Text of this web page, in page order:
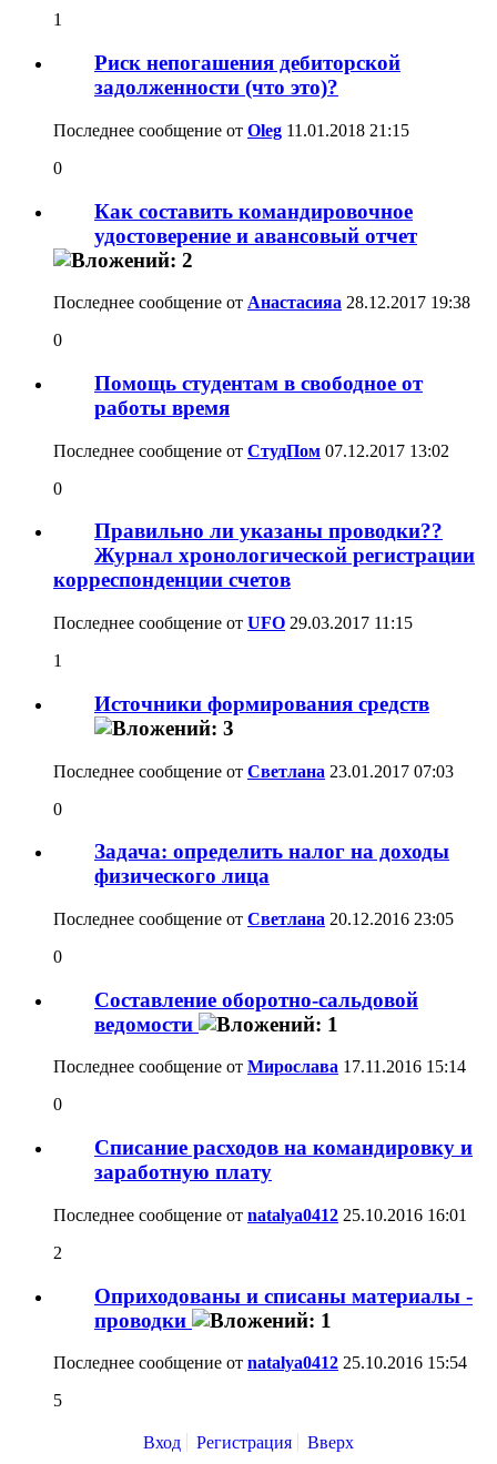
1
Риск непогашения дебиторской
задолженности (что это)?
Последнее сообщение от Oleg 11.01.2018 21:15
0
Как составить командировочное
удостоверение и авансовый отчет
Последнее сообщение от Анастасияа 28.12.2017 19:38
0
Помощь студентам в свободное от
работы время
Последнее сообщение от СтудПом 07.12.2017 13:02
0
Правильно ли указаны проводки??
Журнал хронологической регистрации
корреспонденции счетов
Последнее сообщение от UFO 29.03.2017 11:15
1
Источники формирования средств
Последнее сообщение от Светлана 23.01.2017 07:03
0
Задача: определить налог на доходы
физического лица
Последнее сообщение от Светлана 20.12.2016 23:05
0
Составление оборотно-сальдовой
ведомости
Последнее сообщение от Мирослава 17.11.2016 15:14
0
Списание расходов на командировку и
заработную плату
Последнее сообщение от natalya0412 25.10.2016 16:01
2
Оприходованы и списаны материалы -
проводки
Последнее сообщение от natalya0412 25.10.2016 15:54
5
Вход Регистрация Вверх